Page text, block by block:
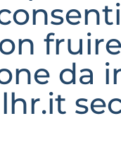
da